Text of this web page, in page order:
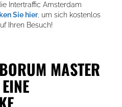
Intertraffic Amsterdam
Sie hier, um sich kostenlos
Ihren Besuch!
MASTER